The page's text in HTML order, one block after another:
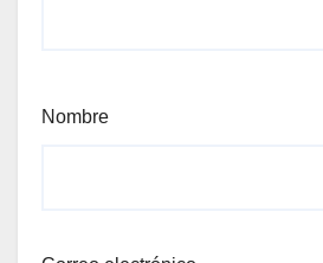
Nombre